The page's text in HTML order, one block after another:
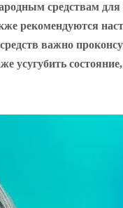
средствам
рекомендуются
важно
усугубить